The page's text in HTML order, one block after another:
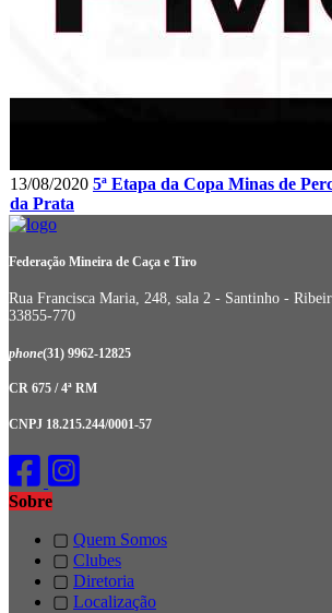
13/08/2020 5ª Etapa da Copa Minas de
da Prata
Federação Mineira de Caça e Tiro
Rua Francisca Maria, 248, sala 2 - Santinho -
33855-770
phone(31) 9962-12825
CR 675 / 4ª RM
CNPJ 18.215.244/0001-57
Sobre
▢ Quem Somos
▢ Clubes
▢ Diretoria
▢ Localização